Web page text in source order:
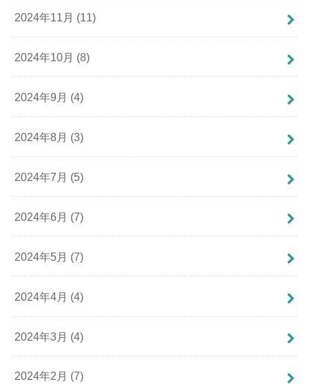
2024年11月 (11)
2024年10月 (8)
2024年9月 (4)
2024年8月 (3)
2024年7月 (5)
2024年6月 (7)
2024年5月 (7)
2024年4月 (4)
2024年3月 (4)
2024年2月 (7)